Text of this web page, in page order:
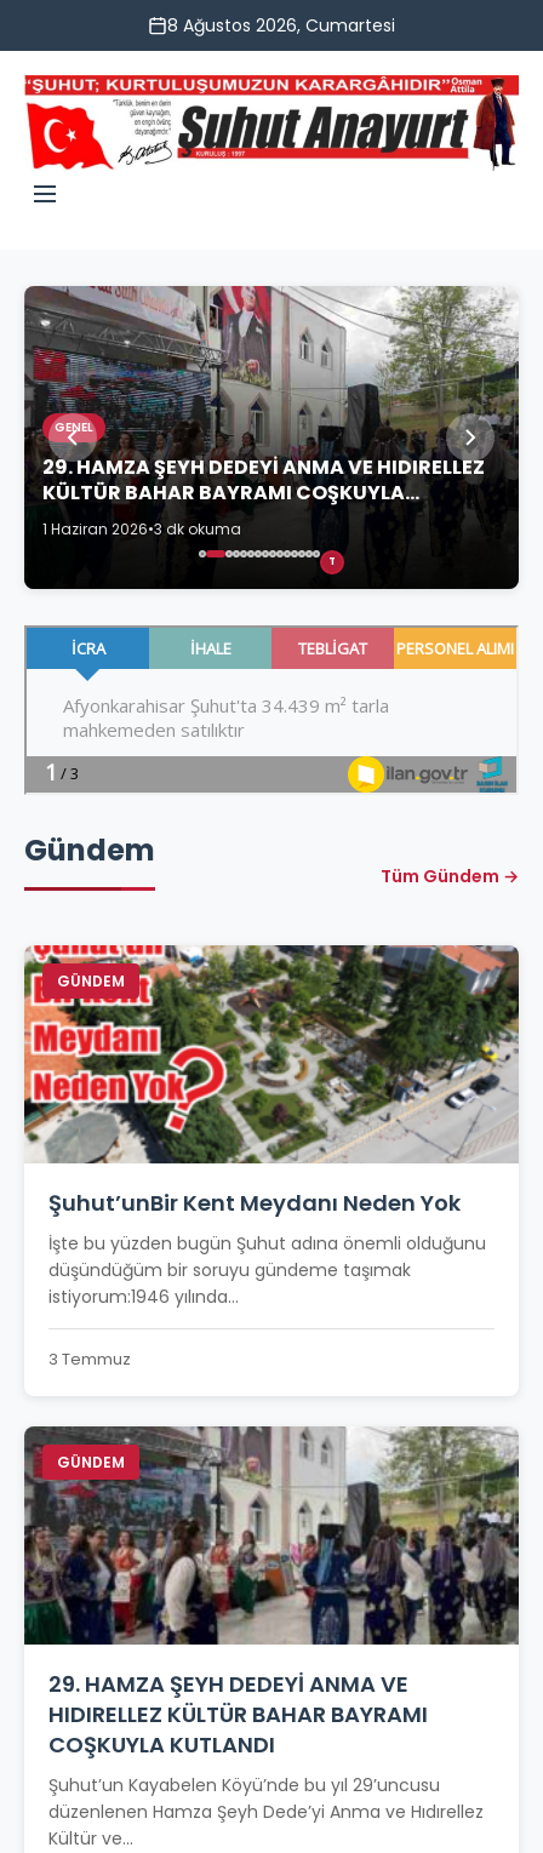
8 Ağustos 2026, Cumartesi
GENEL
29. HAMZA ŞEYH DEDEYİ ANMA VE HIDIRELLEZ
KÜLTÜR BAHAR BAYRAMI COŞKUYLA
KUTLANDI
1 Haziran 2026•3 dk okuma
T
Gündem
Tüm Gündem →
GÜNDEM
Şuhut’unBir Kent Meydanı Neden Yok
İşte bu yüzden bugün Şuhut adına önemli olduğunu
düşündüğüm bir soruyu gündeme taşımak
istiyorum:1946 yılında...
3 Temmuz
GÜNDEM
29. HAMZA ŞEYH DEDEYİ ANMA VE
HIDIRELLEZ KÜLTÜR BAHAR BAYRAMI
COŞKUYLA KUTLANDI
Şuhut’un Kayabelen Köyü’nde bu yıl 29’uncusu
düzenlenen Hamza Şeyh Dede’yi Anma ve Hıdırellez
Kültür ve...